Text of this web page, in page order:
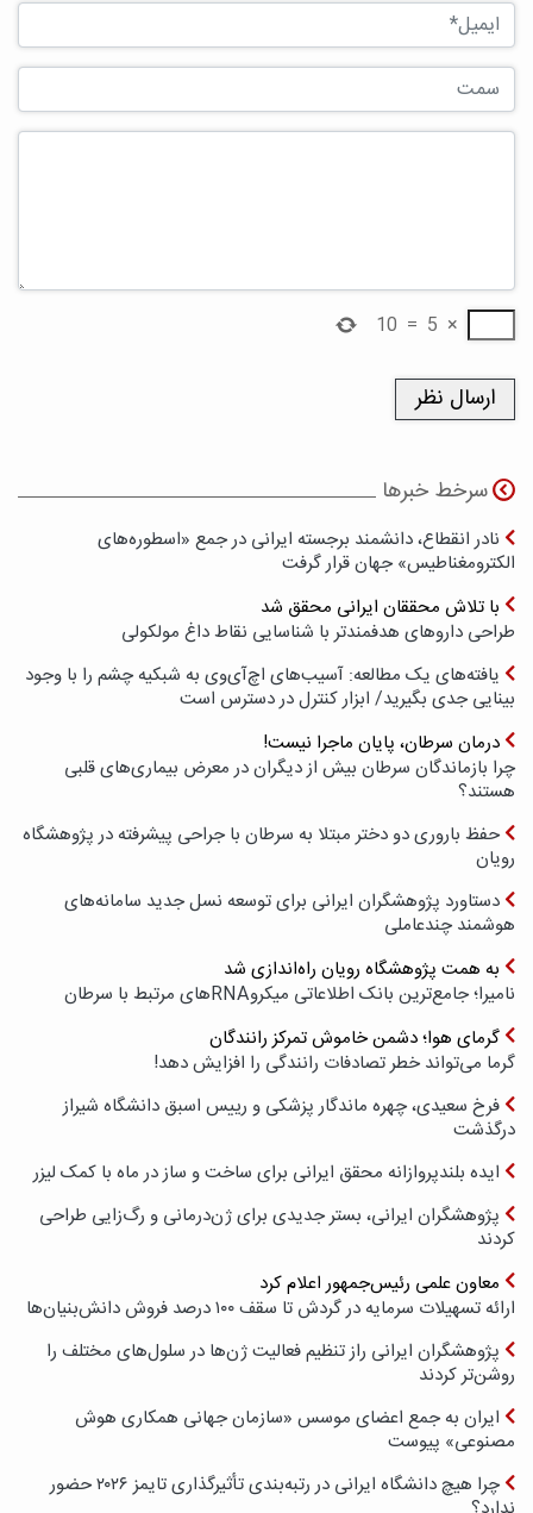
×
5
=
10
سرخط خبرها
نادر انقطاع، دانشمند برجسته ایرانی در جمع «اسطوره‌های
الکترومغناطیس» جهان قرار گرفت
با تلاش محققان ایرانی محقق شد
طراحی داروهای هدفمندتر با شناسایی نقاط داغ مولکولی
یافته‌های یک مطالعه: آسیب‌های اچ‌آی‌وی به شبکیه چشم را با وجود
بینایی جدی بگیرید/ ابزار کنترل در دسترس است
درمان سرطان، پایان ماجرا نیست!
چرا بازماندگان سرطان بیش از دیگران در معرض بیماری‌های قلبی
هستند؟
حفظ باروری دو دختر مبتلا به سرطان با جراحی پیشرفته در پژوهشگاه
رویان
دستاورد پژوهشگران ایرانی برای توسعه نسل جدید سامانه‌های
هوشمند چندعاملی
به همت پژوهشگاه رویان راه‌اندازی شد
نامیرا؛ جامع‌ترین بانک اطلاعاتی میکروRNAهای مرتبط با سرطان
گرمای هوا؛ دشمن خاموش تمرکز رانندگان
گرما می‌تواند خطر تصادفات رانندگی را افزایش دهد!
فرخ سعیدی، چهره ماندگار پزشکی و رییس اسبق دانشگاه شیراز
درگذشت
ایده بلندپروازانه محقق ایرانی برای ساخت و ساز در ماه با کمک لیزر
پژوهشگران ایرانی، بستر جدیدی برای ژن‌درمانی و رگ‌زایی طراحی
کردند
معاون علمی رئیس‌جمهور اعلام کرد
ارائه تسهیلات سرمایه در گردش تا سقف ۱۰۰ درصد فروش دانش‌بنیان‌ها
پژوهشگران ایرانی راز تنظیم فعالیت ژن‌ها در سلول‌های مختلف را
روشن‌تر کردند
ایران به جمع اعضای موسس «سازمان جهانی همکاری هوش
مصنوعی» پیوست
چرا هیچ دانشگاه ایرانی در رتبه‌بندی تأثیرگذاری تایمز ۲۰۲۶ حضور